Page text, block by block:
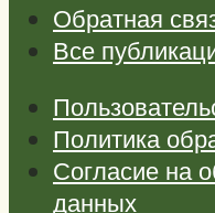
Обратная
Все
Политика
Согласие на
данных